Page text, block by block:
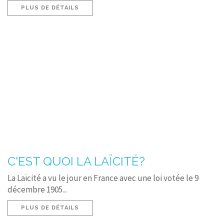
PLUS DE DÉTAILS
C'EST QUOI LA LAÏCITÉ?
La Laïcité a vu le jour en France avec une loi votée le 9
décembre 1905...
PLUS DE DÉTAILS